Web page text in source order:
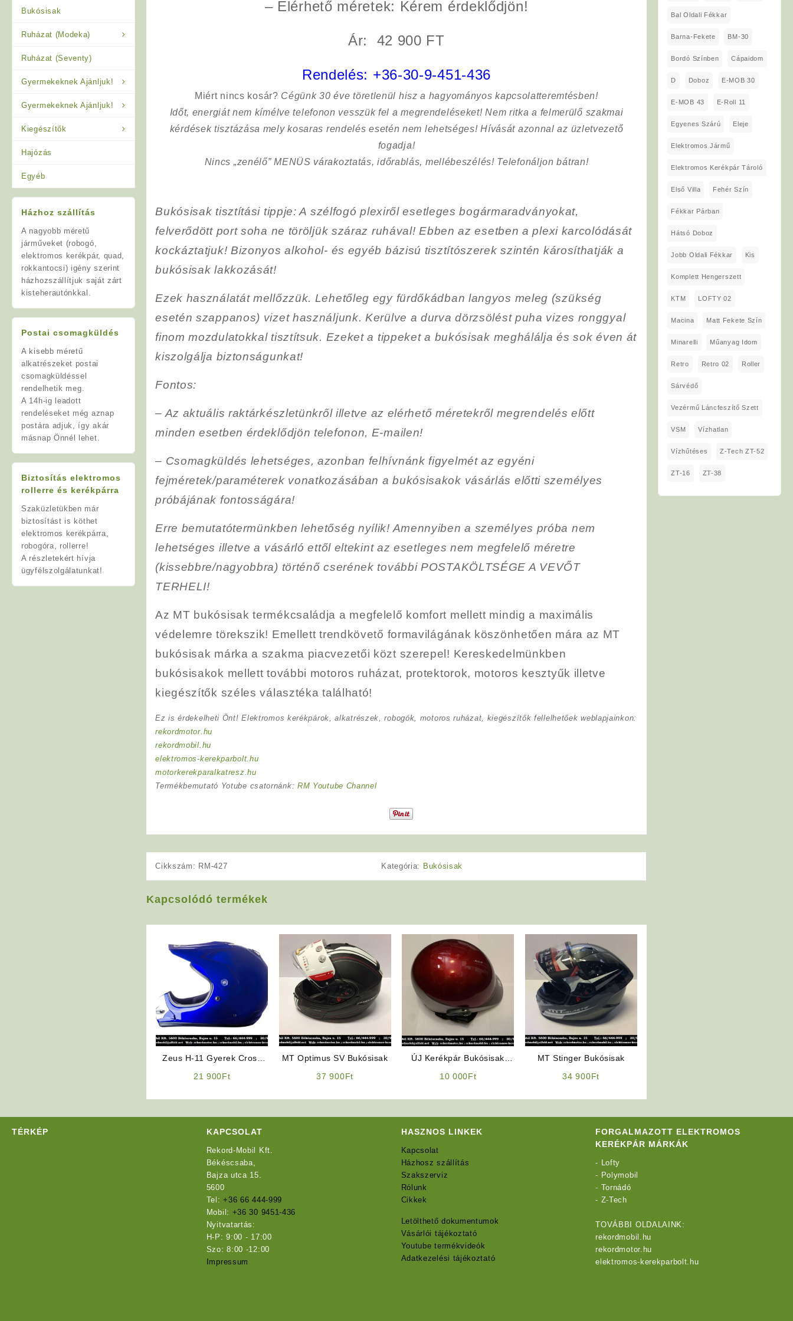
Bukósisak
Ruházat (Modeka)
Ruházat (Seventy)
Gyermekeknek Ajánljuk!
Gyermekeknek Ajánljuk!
Kiegészítők
Hajózás
Egyéb
Házhoz szállítás
A nagyobb méretű
járműveket (robogó,
elektromos kerékpár, quad,
rokkantocsi) igény szerint
házhozszállítjuk saját zárt
kisteherautónkkal.
Postai csomagküldés
A kisebb méretű
alkatrészeket postai
csomagküldéssel
rendelhetik meg.
A 14h-ig leadott
rendeléseket még aznap
postára adjuk, így akár
másnap Önnél lehet.
Biztosítás elektromos
rollerre és kerékpárra
Szaküzletükben már
biztosítást is köthet
elektromos kerékpárra,
robogóra, rollerre!
A részletekért hívja
ügyfélszolgálatunkat!
– Elérhető méretek: Kérem érdeklődjön!
Ár: 42 900 FT
Rendelés: +36-30-9-451-436
Miért nincs kosár? Cégünk 30 éve töretlenül hisz a hagyományos kapcsolatteremtésben!
Időt, energiát nem kímélvetelefonon vesszük fel a megrendeléseket! Nem ritka a felmerülő szakmai
kérdések tisztázása mely kosaras rendelés esetén nem lehetséges! Hívását azonnal az üzletvezető
fogadja!
Nincs „zenélő” MENÜS várakoztatás, időrablás, mellébeszélés! Telefonáljon bátran!
Bukósisak tisztítási tippje: A szélfogó plexiről esetleges bogármaradványokat,
felverődött port soha ne töröljük száraz ruhával! Ebben az esetben a plexi karcolódását
kockáztatjuk! Bizonyos alkohol- és egyéb bázisú tisztítószerek szintén károsíthatják a
bukósisak lakkozását!
Ezek használatát mellőzzük. Lehetőleg egy fürdőkádban langyos meleg (szükség
esetén szappanos) vizet használjunk. Kerülve a durva dörzsölést puha vizes ronggyal
finom mozdulatokkal tisztítsuk. Ezeket a tippeket a bukósisak meghálálja és sok éven át
kiszolgálja biztonságunkat!
Fontos:
– Az aktuális raktárkészletünkről illetve az elérhető méretekről megrendelés előtt
minden esetben érdeklődjön telefonon, E-mailen!
– Csomagküldés lehetséges, azonban felhívnánk figyelmétaz egyéni
fejméretek/paraméterek vonatkozásában a bukósisakok vásárlás előtti személyes
próbájának fontosságára!
Erre bemutatótermünkben lehetőség nyílik! Amennyiben a személyes próba nem
lehetséges illetve a vásárló ettől eltekint az esetleges nem megfelelő méretre
(kissebbre/nagyobbra) történő cserének további POSTAKÖLTSÉGE A VEVŐT
TERHELI!
Az MT bukósisak termékcsaládja a megfelelő komfort mellett mindig a maximális
védelemre törekszik! Emellett trendkövető formavilágának köszönhetően mára az MT
bukósisak márka a szakma piacvezetői közt szerepel! Kereskedelmünkben
bukósisakok mellett további motoros ruházat, protektorok, motoros kesztyűk illetve
kiegészítők széles választéka található!
Ez is érdekelheti Önt! Elektromos kerékpárok, alkatrészek, robogók, motoros ruházat, kiegészítők fellelhetőek weblapjainkon:
rekordmotor.hu
rekordmobil.hu
elektromos-kerekparbolt.hu
motorkerekparalkatresz.hu
Termékbemutató Yotube csatornánk: RM Youtube Channel
Cikkszám: RM-427 Kategória: Bukósisak
Kapcsolódó termékek
Zeus H-11 Gyerek Cross
21 900Ft
MT Optimus SV Bukósisak
37 900Ft
ÚJ Kerékpár Bukósisak
10 000Ft
MT Stinger Bukósisak
34 900Ft
Bal Oldali Fékkar
Barna-Fekete BM-30
Bordó Színben Cápaidom
D Doboz E-MOB 30
E-MOB 43 E-Roll 11
Egyenes Szárú Eleje
Elektromos Jármű
Elektromos Kerékpár Tároló
Első Villa Fehér Szín
Fékkar Párban
Hátsó Doboz
Jobb Oldali Fékkar Kis
Komplett Hengerszett
KTM LOFTY 02
Macina Matt Fekete Szín
Minarelli Műanyag Idom
Retro Retro 02 Roller
Sárvédő
Vezérmű Láncfeszítő Szett
VSM Vízhatlan
Vízhűtéses Z-Tech ZT-52
ZT-16 ZT-38
TÉRKÉP KAPCSOLAT
Rekord-Mobil Kft.
Békéscsaba,
Bajza utca 15.
5600
Tel:+36 66 444-999
Mobil: +36 30 9451-436
Nyitvatartás:
H-P: 9:00 - 17:00
Szo: 8:00 -12:00
Impressum
HASZNOS LINKEK
Kapcsolat
Házhosz szállítás
Szakszerviz
Rólunk
Cikkek
Letölthető dokumentumok
Vásárlói tájékoztató
Youtube termékvideók
Adatkezelési tájékoztató
FORGALMAZOTT ELEKTROMOS
KERÉKPÁR MÁRKÁK
- Lofty
- Polymobil
- Tornádó
- Z-Tech
TOVÁBBI OLDALAINK:
rekordmobil.hu
rekordmotor.hu
elektromos-kerekparbolt.hu